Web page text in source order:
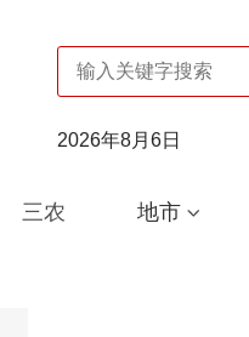
2026年8月6日
三农 地市